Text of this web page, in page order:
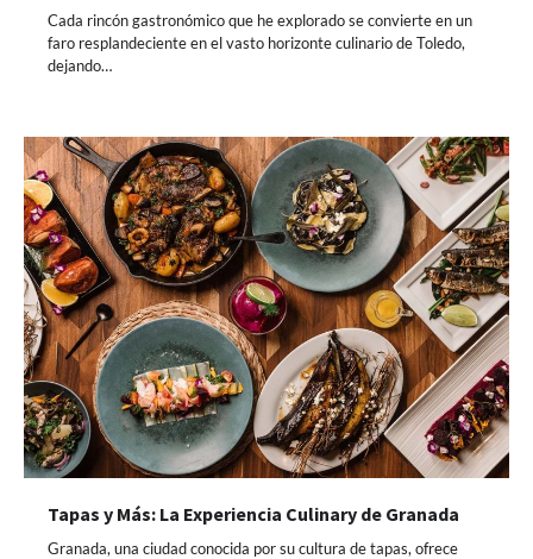
Cada rincón gastronómico que he explorado se convierte en un
faro resplandeciente en el vasto horizonte culinario de Toledo,
dejando…
Tapas y Más: La Experiencia Culinary de Granada
Granada, una ciudad conocida por su cultura de tapas, ofrece